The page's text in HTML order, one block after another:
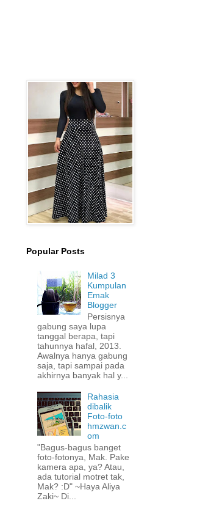
Popular Posts
Milad 3
Kumpulan
Emak
Blogger
Persisnya
gabung saya lupa
tanggal berapa, tapi
tahunnya hafal, 2013.
Awalnya hanya gabung
saja, tapi sampai pada
akhirnya banyak hal y...
Rahasia
dibalik
Foto-foto
hmzwan.c
om
"Bagus-bagus banget
foto-fotonya, Mak. Pake
kamera apa, ya? Atau,
ada tutorial motret tak,
Mak? :D" ~Haya Aliya
Zaki~ Di...